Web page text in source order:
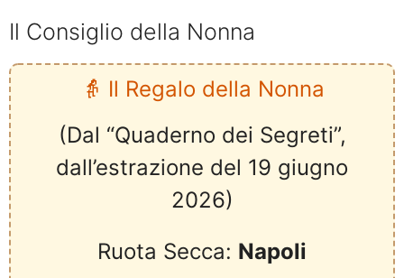
Il Consiglio della Nonna
👵 Il Regalo della Nonna
(Dal “Quaderno dei Segreti”,
dall’estrazione del 19 giugno
2026)
Ruota Secca: Napoli